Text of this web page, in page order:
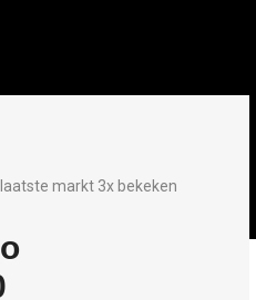
markt 3x bekeken